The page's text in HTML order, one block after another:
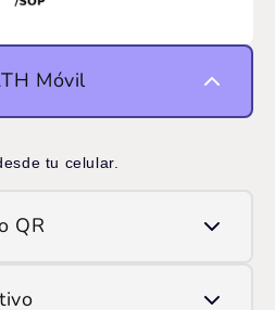
Móvil
tu celular.
QR
QR y apunta la cámara